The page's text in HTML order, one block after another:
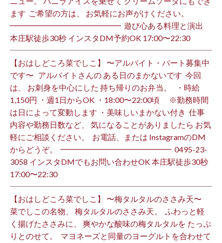
ます ⁡ ご希望の方は、 お気軽にお声がけください。 ⁡
━━━━━━━━━━━━━━ ⁡ 遊び心ある料理と演出
本庄駅徒歩30秒 インスタDM予約OK 17:00〜22:30 ⁡
【おはしどころ菜でしこ】 〜アルバイト・パート募集中
です〜 ⁡ ⁡ アルバイトさんの ある日のまかないです ⁡ 今回
は、 お刺身を中心にした 持ち帰りのお弁当。 ⁡ ⁡ ・時給
1,150円 ・週1日からOK ・18:00〜22:00頃 ※勤務時間
は日によって変動します ・美味しいまかない付き ⁡ 仕事
内容や勤務日数など、 気になることがありましたら お気
軽にご相談ください。 ⁡ お電話、または InstagramのDM
からどうぞ。 ⁡ ━━━━━━━━━━━━━━ ⁡ ️0495-23-
3058 インスタDMでもお問い合わせOK 本庄駅徒歩30秒
17:00〜22:30 ⁡
【おはしどころ菜でしこ】 〜梅タルタルのささみ天〜 ⁡
菜でしこの名物、 梅タルタルのささみ天。 ⁡ ふわっと軽
く揚げたささみに、 爽やかな酸味の梅タルタルを たっぷ
りとのせて。 ⁡ マヨネーズと同量のヨーグルトを合わせて